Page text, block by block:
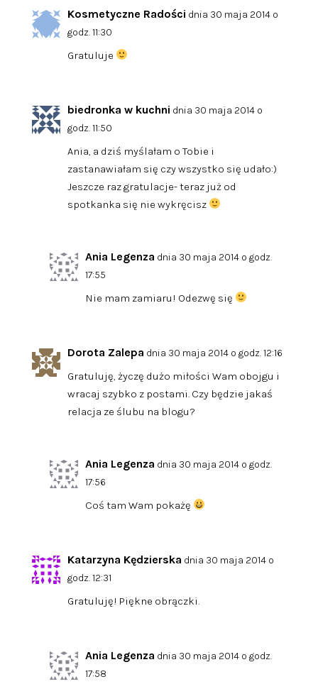
Kosmetyczne Radości dnia 30 maja 2014 o
godz. 11:30
Gratuluje
biedronka w kuchni dnia 30 maja 2014 o
godz. 11:50
Ania, a dziś myślałam o Tobie i
zastanawiałam się czy wszystko się udało:)
Jeszcze raz gratulacje- teraz już od
spotkanka się nie wykręcisz
Ania Legenza dnia 30 maja 2014 o godz.
17:55
Nie mam zamiaru! Odezwę się
Dorota Zalepa dnia 30 maja 2014 o godz. 12:16
Gratuluję, życzę dużo miłości Wam obojgu i
wracaj szybko z postami. Czy będzie jakaś
relacja ze ślubu na blogu?
Ania Legenza dnia 30 maja 2014 o godz.
17:56
Coś tam Wam pokażę
Katarzyna Kędzierska dnia 30 maja 2014 o
godz. 12:31
Gratuluję! Piękne obrączki.
Ania Legenza dnia 30 maja 2014 o godz.
17:58